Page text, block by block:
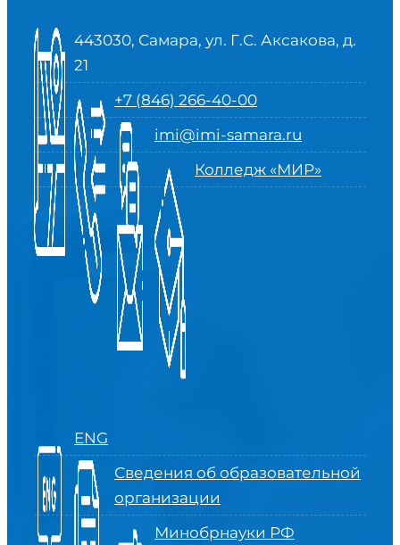
443030, Самара, ул. Г.С. Аксакова, д.
21
+7 (846) 266-40-00
imi@imi-samara.ru
Колледж «МИР»
ENG
Сведения об образовательной
организации
Минобрнауки РФ